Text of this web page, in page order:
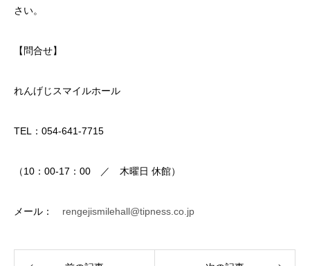
さい。
【問合せ】
れんげじスマイルホール
TEL：054-641-7715
（10：00-17：00 ／ 木曜日 休館）
メール： rengejismilehall@tipness.co.jp